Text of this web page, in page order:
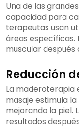
Una de las
capacidad para
terapeutas usan
áreas específicas.
muscular
Reducción
La maderoterapia
masaje estimula
mejorando la piel.
resultados